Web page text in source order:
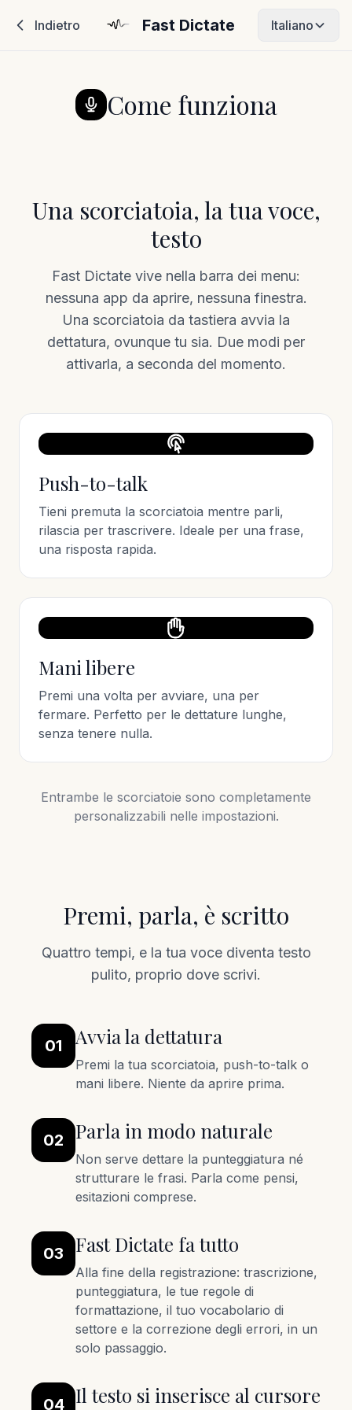
Indietro Fast Dictate Italiano
Come funziona
Una scorciatoia, la tua voce,
testo
Fast Dictate vive nella barra dei menu:
nessuna app da aprire, nessuna finestra.
Una scorciatoia da tastiera avvia la
dettatura, ovunque tu sia. Due modi per
attivarla, a seconda del momento.
Push-to-talk
Tieni premuta la scorciatoia mentre parli,
rilascia per trascrivere. Ideale per una frase,
una risposta rapida.
Mani libere
Premi una volta per avviare, una per
fermare. Perfetto per le dettature lunghe,
senza tenere nulla.
Entrambe le scorciatoie sono completamente
personalizzabili nelle impostazioni.
Premi, parla, è scritto
Quattro tempi, e la tua voce diventa testo
pulito, proprio dove scrivi.
01 Avvia la dettatura
Premi la tua scorciatoia, push-to-talk o
mani libere. Niente da aprire prima.
02 Parla in modo naturale
Non serve dettare la punteggiatura né
strutturare le frasi. Parla come pensi,
esitazioni comprese.
03 Fast Dictate fa tutto
Alla fine della registrazione: trascrizione,
punteggiatura, le tue regole di
formattazione, il tuo vocabolario di
settore e la correzione degli errori, in un
solo passaggio.
04 Il testo si inserisce al cursore